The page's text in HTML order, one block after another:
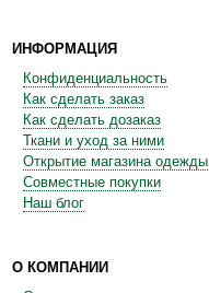
ИНФОРМАЦИЯ
Конфиденциальность
Как сделать заказ
Как сделать дозаказ
Ткани и уход за ними
Открытие магазина одежды
Совместные покупки
Наш блог
О КОМПАНИИ